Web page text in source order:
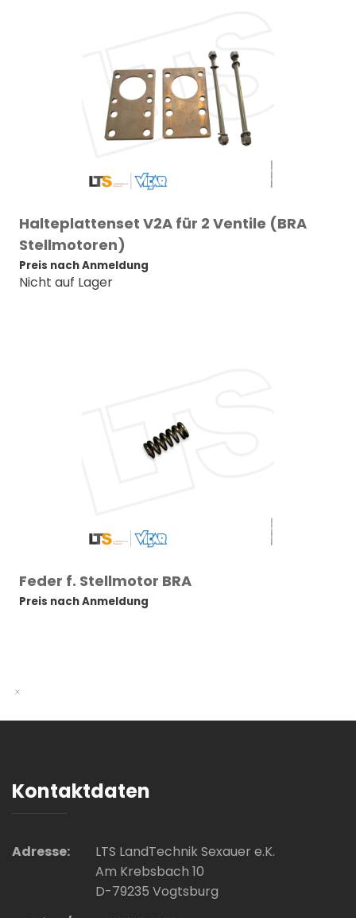
Halteplattenset V2A für 2 Ventile (BRA
Stellmotoren)
Preis nach Anmeldung
Nicht auf Lager
Feder f. Stellmotor BRA
Preis nach Anmeldung
Kontaktdaten
Adresse:
LTS LandTechnik Sexauer e.K.
Am Krebsbach 10
D-79235 Vogtsburg